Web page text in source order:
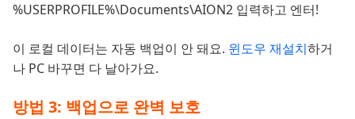
%USERPROFILE%\Documents\AION2 입력하고 엔터!
이 로컬 데이터는 자동 백업이 안 돼요. 윈도우 재설치하거
나 PC 바꾸면 다 날아가요.
방법 3: 백업으로 완벽 보호